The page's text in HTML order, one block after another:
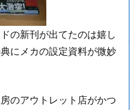
の新刊が出てたのは嬉し
にメカの設定資料が微妙
のアウトレット店がかつ